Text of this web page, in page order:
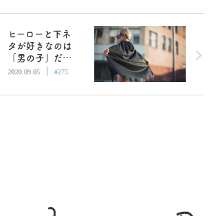
ヒーローと下ネ
タが好きなのは
「男の子」だか
ら？いえ、息子
んです
2020.09.05 | #275